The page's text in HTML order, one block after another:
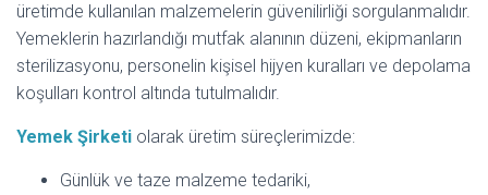
üretimde kullanılan malzemelerin güvenilirliği sorgulanmalıdır.
Yemeklerin hazırlandığı mutfak alanının düzeni, ekipmanların
sterilizasyonu, personelin kişisel hijyen kuralları ve depolama
koşulları kontrol altında tutulmalıdır.
Yemek Şirketi olarak üretim süreçlerimizde:
Günlük ve taze malzeme tedariki,